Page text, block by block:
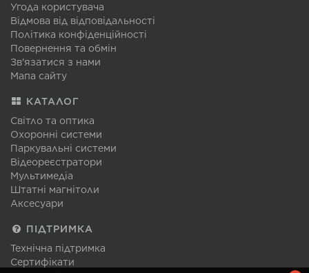
Угода користувача
Відмова від відповідальності
Політика конфіденційності
Повернення та обмін
Зв'язатися з нами
Мапа сайту
КАТАЛОГ
Світло та оптика
Охоронні системи
Паркувальні системи
Відеореєстратори
Мультимедіа
Штатні магнітоли
Аксесуари
ПІДТРИМКА
Технічна підтримка
Сертифікати